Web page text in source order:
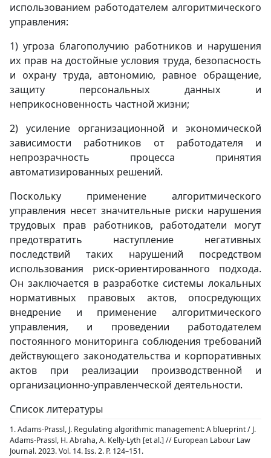
использованием работодателем алгоритмического
управления:
1) угроза благополучию работников и нарушения
их прав на достойные условия труда, безопасность
и охрану труда, автономию, равное обращение,
защиту персональных данных и
неприкосновенность частной жизни;
2) усиление организационной и экономической
зависимости работников от работодателя и
непрозрачность процесса принятия
автоматизированных решений.
Поскольку применение алгоритмического
управления несет значительные риски нарушения
трудовых прав работников, работодатели могут
предотвратить наступление негативных
последствий таких нарушений посредством
использования риск-ориентированного подхода.
Он заключается в разработке системы локальных
нормативных правовых актов, опосредующих
внедрение и применение алгоритмического
управления, и проведении работодателем
постоянного мониторинга соблюдения требований
действующего законодательства и корпоративных
актов при реализации производственной и
организационно-управленческой деятельности.
Список литературы
1. Adams-Prassl, J. Regulating algorithmic management: A blueprint / J.
Adams-Prassl, H. Abraha, A. Kelly-Lyth [et al.] // European Labour Law
Journal. 2023. Vol. 14. Iss. 2. P. 124–151.